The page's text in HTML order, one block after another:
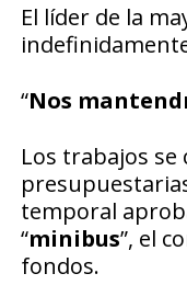
El líder de la
“Nos
Los trabajos
temporal
“minibus”, el
fondos.